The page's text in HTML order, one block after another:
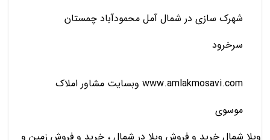
شهرک سازی در شمال آمل محمودآباد چمستان
سرخرود
www.amlakmosavi.com وبسایت مشاور املاک
موسوی
ویلا شمال خرید و فروش ویلا در شمال ، خرید و فروش زمین و